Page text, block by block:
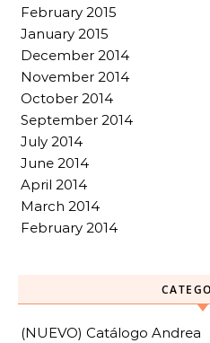
February 2015
January 2015
December 2014
November 2014
October 2014
September 2014
July 2014
June 2014
April 2014
March 2014
February 2014
(NUEVO) Catálogo Andrea